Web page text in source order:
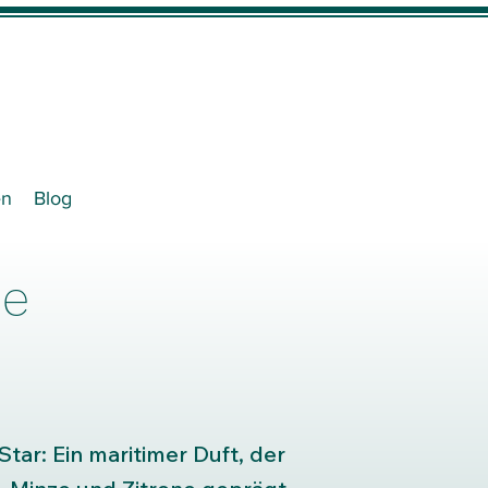
Blog
Ein maritimer Duft, der